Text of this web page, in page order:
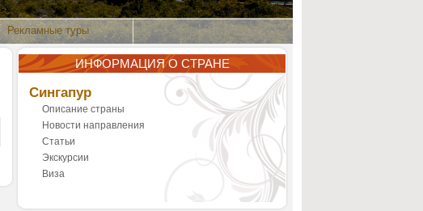
Рекламные туры
ИНФОРМАЦИЯ О СТРАНЕ
Сингапур
Описание страны
Новости направления
Статьи
Экскурсии
Виза